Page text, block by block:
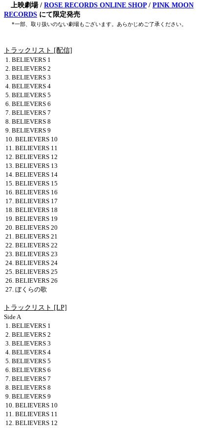
上映劇場 / ROSE RECORDS ONLINE SHOP / PINK MOON
RECORDS にて限定発売
*一部、取り扱いのない劇場もございます。あらかじめご了承ください。
トラックリスト [配信]
1. BELIEVERS 1
2. BELIEVERS 2
3. BELIEVERS 3
4. BELIEVERS 4
5. BELIEVERS 5
6. BELIEVERS 6
7. BELIEVERS 7
8. BELIEVERS 8
9. BELIEVERS 9
10. BELIEVERS 10
11. BELIEVERS 11
12. BELIEVERS 12
13. BELIEVERS 13
14. BELIEVERS 14
15. BELIEVERS 15
16. BELIEVERS 16
17. BELIEVERS 17
18. BELIEVERS 18
19. BELIEVERS 19
20. BELIEVERS 20
21. BELIEVERS 21
22. BELIEVERS 22
23. BELIEVERS 23
24. BELIEVERS 24
25. BELIEVERS 25
26. BELIEVERS 26
27. ぼくらの歌
トラックリスト [LP]
Side A
1. BELIEVERS 1
2. BELIEVERS 2
3. BELIEVERS 3
4. BELIEVERS 4
5. BELIEVERS 5
6. BELIEVERS 6
7. BELIEVERS 7
8. BELIEVERS 8
9. BELIEVERS 9
10. BELIEVERS 10
11. BELIEVERS 11
12. BELIEVERS 12